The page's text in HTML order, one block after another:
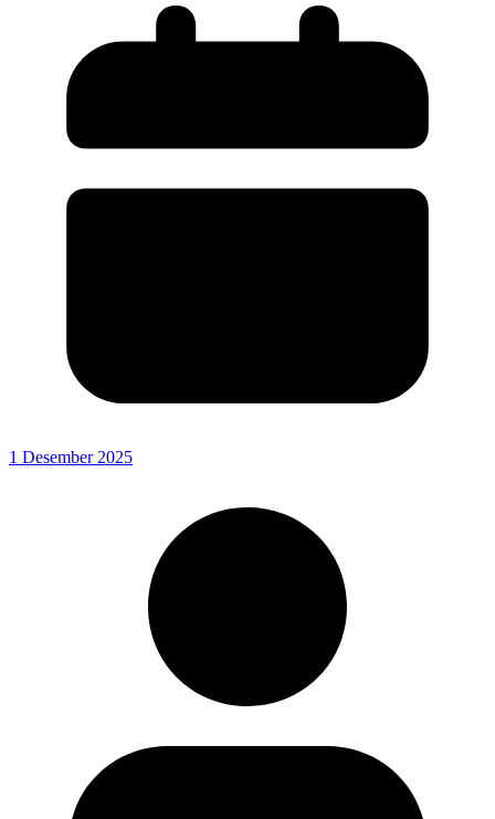
1 Desember 2025